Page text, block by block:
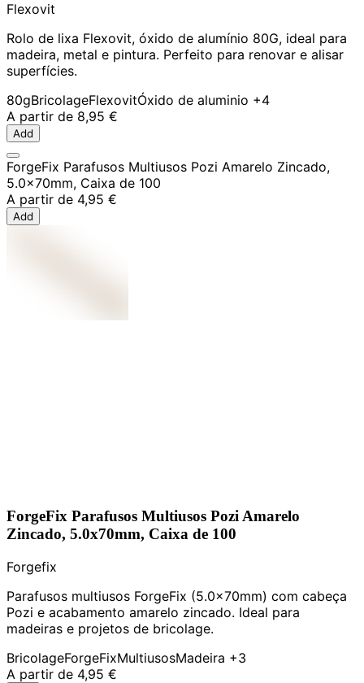
Flexovit
Rolo de lixa Flexovit, óxido de alumínio 80G, ideal para
madeira, metal e pintura. Perfeito para renovar e alisar
superfícies.
80gBricolageFlexovitÓxido de aluminio +4
A partir de 8,95 €
Add
ForgeFix Parafusos Multiusos Pozi Amarelo Zincado,
5.0x70mm, Caixa de 100
A partir de 4,95 €
Add
ForgeFix Parafusos Multiusos Pozi Amarelo
Zincado, 5.0x70mm, Caixa de 100
Forgefix
Parafusos multiusos ForgeFix (5.0x70mm) com cabeça
Pozi e acabamento amarelo zincado. Ideal para
madeiras e projetos de bricolage.
BricolageForgeFixMultiusosMadeira +3
A partir de 4,95 €